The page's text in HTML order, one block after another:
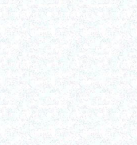
есть путь к
стоит сокрушение
Богом, или, что то же, –
признаки
уклонился от пути. В
должно быть и зреть
и греховности и
а непрестанные слезы
слезы. Это добре. Но
были. Есть слезы в
червь тщеславия, а те,
слезы, оставаясь с